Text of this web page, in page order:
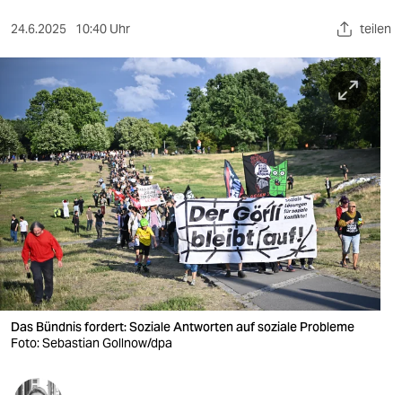
kultur
sport
berlin
nord
wahrheit
verlag
verlag
veranstaltungen
shop
24.6.2025 10:40 Uhr teilen
Das Bündnis fordert: Soziale Antworten auf soziale Probleme
Foto: Sebastian Gollnow/dpa